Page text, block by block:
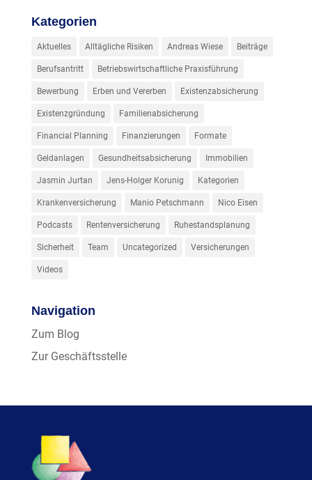
Kategorien
Aktuelles Alltägliche Risiken Andreas Wiese Beiträge
Berufsantritt Betriebswirtschaftliche Praxisführung
Bewerbung Erben und Vererben Existenzabsicherung
Existenzgründung Familienabsicherung
Financial Planning Finanzierungen Formate
Geldanlagen Gesundheitsabsicherung Immobilien
Jasmin Jurtan Jens-Holger Korunig Kategorien
Krankenversicherung Manio Petschmann Nico Eisen
Podcasts Rentenversicherung Ruhestandsplanung
Sicherheit Team Uncategorized Versicherungen
Videos
Navigation
Zum Blog
Zur Geschäftsstelle